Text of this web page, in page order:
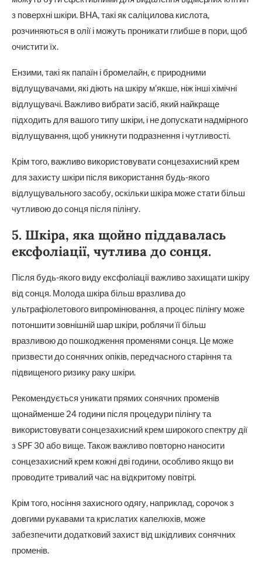
з поверхні шкіри. BHA, такі як саліцилова кислота,
розчиняються в олії і можуть проникати глибше в пори, щоб
очистити їх.
Ензими, такі як папаїн і бромелайн, є природними
відлущувачами, які діють на шкіру м’якше, ніж інші хімічні
відлущувачі. Важливо вибрати засіб, який найкраще
підходить для вашого типу шкіри, і не допускати надмірного
відлущування, щоб уникнути подразнення і чутливості.
Крім того, важливо використовувати сонцезахисний крем
для захисту шкіри після використання будь-якого
відлущувального засобу, оскільки шкіра може стати більш
чутливою до сонця після пілінгу.
5. Шкіра, яка щойно піддавалась
ексфоліації, чутлива до сонця.
Після будь-якого виду ексфоліації важливо захищати шкіру
від сонця. Молода шкіра більш вразлива до
ультрафіолетового випромінювання, а процес пілінгу може
потоншити зовнішній шар шкіри, роблячи її більш
вразливою до пошкодження променями сонця. Це може
призвести до сонячних опіків, передчасного старіння та
підвищеного ризику раку шкіри.
Рекомендується уникати прямих сонячних променів
щонайменше 24 години після процедури пілінгу та
використовувати сонцезахисний крем широкого спектру дії
з SPF 30 або вище. Також важливо повторно наносити
сонцезахисний крем кожні дві години, особливо якщо ви
проводите тривалий час на відкритому повітрі.
Крім того, носіння захисного одягу, наприклад, сорочок з
довгими рукавами та крислатих капелюхів, може
забезпечити додатковий захист від шкідливих сонячних
променів.